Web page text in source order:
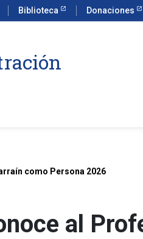
Biblioteca Donaciones
como Persona 2026
al